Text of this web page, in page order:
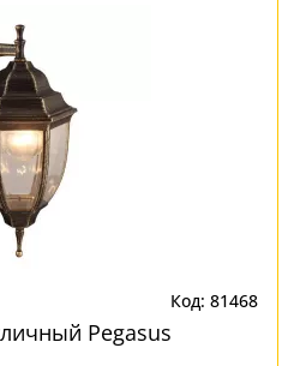
Код: 81468
Pegasus